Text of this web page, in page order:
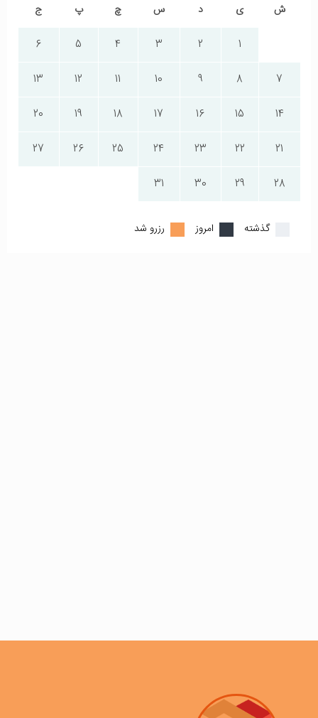
ش ی د س چ پ ج
1
2
3
4
5
6
7
8
9
10
11
12
13
14
15
16
17
18
19
20
21
22
23
24
25
26
27
28
29
30
31
گذشته امروز رزرو شد